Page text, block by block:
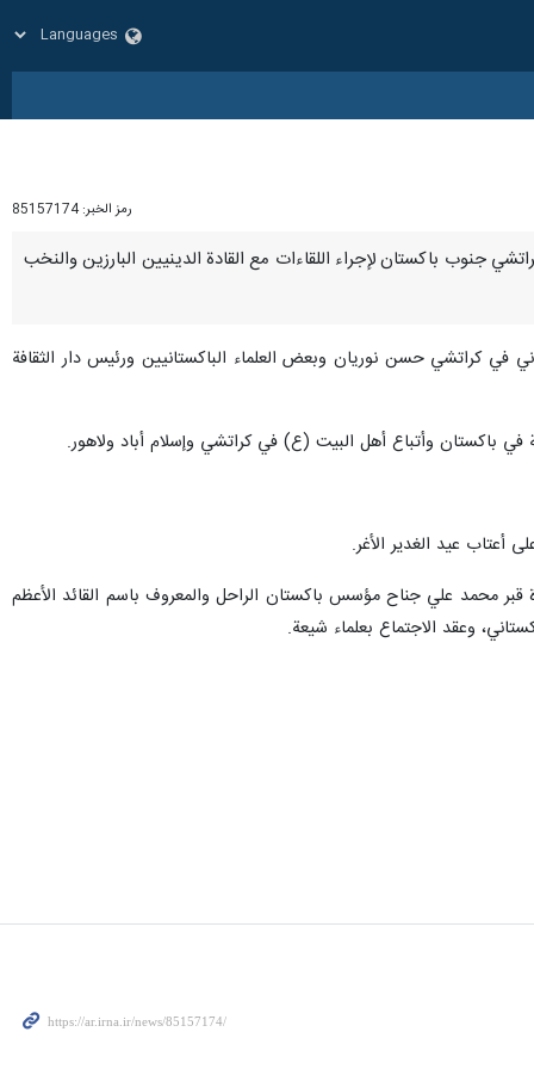
رمز الخبر: 85157174
جنوب باكستان لإجراء اللقاءات مع القادة الدينيين البارزين والنخب
في كراتشي حسن نوريان وبعض العلماء الباكستانيين ورئيس دار الثقافة
في باكستان وأتباع أهل البيت (ع) في كراتشي وإسلام أباد ولاهور.
أعتاب عید الغدیر الأغر.
قبر محمد علي جناح مؤسس باكستان الراحل والمعروف باسم القائد الأعظم
وعقد الاجتماع بعلماء شيعة.